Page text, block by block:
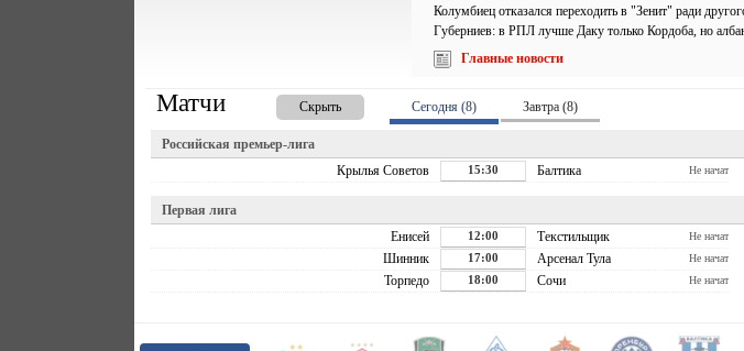
Колумбиец отказался переходить в "Зенит" ради
Губерниев: в РПЛ лучше Даку только Кордоба, но
Главные новости
Матчи Скрыть Сегодня (8) Завтра (8)
Российская премьер-лига
Крылья Советов 15:30 Балтика Не начат
Первая лига
Енисей 12:00 Текстильщик Не начат
Шинник 17:00 Арсенал Тула Не начат
Торпедо 18:00 Сочи Не начат